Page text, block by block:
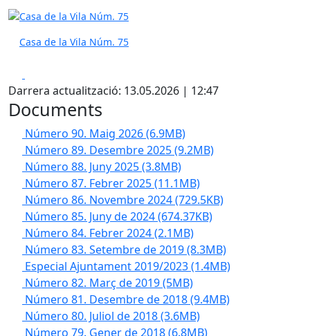
Casa de la Vila Núm. 75
Darrera actualització: 13.05.2026 | 12:47
Documents
Número 90. Maig 2026(6.9MB)
Número 89. Desembre 2025(9.2MB)
Número 88. Juny 2025(3.8MB)
Número 87. Febrer 2025(11.1MB)
Número 86. Novembre 2024(729.5KB)
Número 85. Juny de 2024(674.37KB)
Número 84. Febrer 2024(2.1MB)
Número 83. Setembre de 2019(8.3MB)
Especial Ajuntament 2019/2023(1.4MB)
Número 82. Març de 2019(5MB)
Número 81. Desembre de 2018(9.4MB)
Número 80. Juliol de 2018(3.6MB)
Número 79. Gener de 2018(6.8MB)